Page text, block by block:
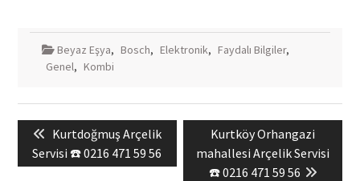
Beyaz Eşya, Bosch, Elektronik, Faydalı Bilgiler,
Genel, Kombi
gezinmesi
Previous
post:
Kurtdoğmuş Arçelik
Servisi ☎️ 0216 471 59 56
Next
post:
Kurtköy Orhangazi
mahallesi Arçelik Servisi
☎️ 0216 471 59 56